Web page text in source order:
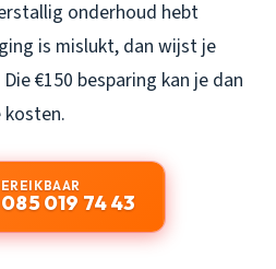
onderhoud hebt
is mislukt, dan wijst je
€150 besparing kan je dan
kosten.
019 74 43